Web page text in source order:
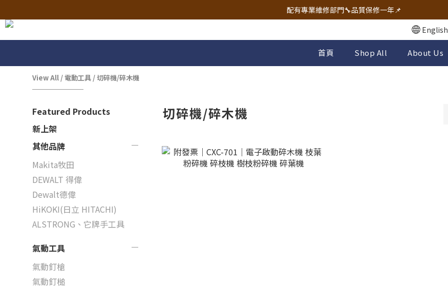
🔧電動工具&五金唯一首選 宇慶五金網拍🔧
配有專業維修部門🔧品質保修一年📌
🔧電動工具&五金唯一首選 宇慶五金網拍🔧
English
首頁 Shop All About Us
View All /電動工具 /切碎機/碎木機
Featured Products
新上架
其他品牌
Makita牧田
DEWALT 得偉
Dewalt德偉
HiKOKI(日立 HITACHI)
ALSTRONG、它牌手工具
氣動工具
氣動釘槍
氣動釘槌
切碎機/碎木機